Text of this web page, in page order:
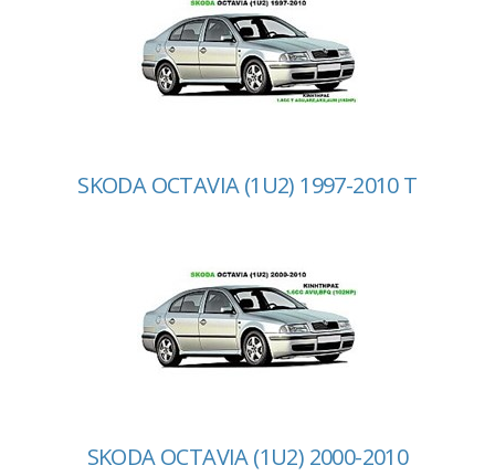
SKODA OCTAVIA (1U2) 1997-2010 T
SKODA OCTAVIA (1U2) 2000-2010